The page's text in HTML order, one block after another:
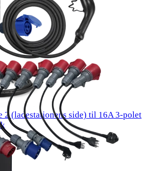
2 (ladestationens side) til 16A 3-polet